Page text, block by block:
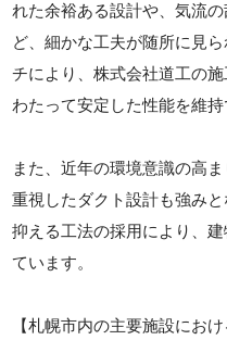
れた余裕ある設計や、気流
ど、細かな工夫が随所に見
チにより、株式会社道工の
わたって安定した性能を維持
また、近年の環境意識の高
重視したダクト設計も強み
抑える工法の採用により、
ています。
【札幌市内の主要施設におけ